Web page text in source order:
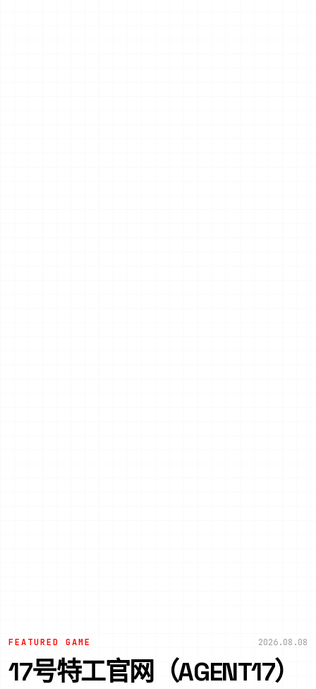
FEATURED GAME 2026.08.08
17号特工官网（AGENT17）